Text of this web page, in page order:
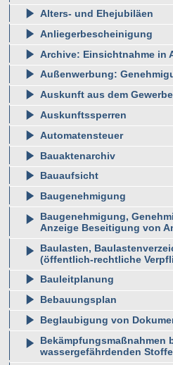
Alters- und Ehejubiläen
Anliegerbescheinigung
Archive: Einsichtnahme in
Außenwerbung:
Auskunft aus dem
Auskunftssperren
Automatensteuer
Bauaktenarchiv
Bauaufsicht
Baugenehmigung
Baugenehmigung,
Anzeige Beseitigung von
Baulasten,
(öffentlich-rechtliche
Bauleitplanung
Bebauungsplan
Beglaubigung von
Bekämpfungsmaßnahmen
wassergefährdenden